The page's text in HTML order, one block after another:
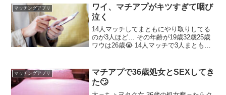
んなどうしてるんや ワイはどうやっても
上手く撮れんのやが 一人でカフェか飲食
店で卓上三脚置いて他撮り風自撮りを撮
影しろ
マッチングアプリ
ワイ、マチアプがキツすぎて咽び
泣く
14人マッチしてまともにやり取りしてる
のが3人ほど… その年齢が19歳32歳25歳
ワウは26歳😭 14人マッチで3人まともに
性高いわ 返信こない、明日で1週間経つ
けど戦果0
マッチングアプリ
マチアプで36歳処女とSEXしてき
た🙄